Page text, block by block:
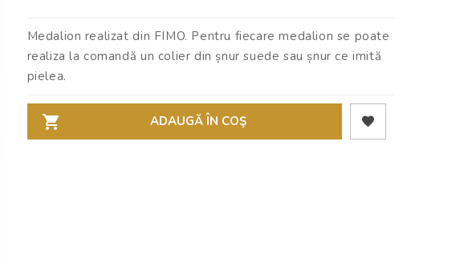
Medalion realizat din FIMO. Pentru fiecare medalion se poate
realiza la comandă un colier din șnur suede sau șnur ce imită
pielea.
ADAUGĂ ÎN COŞ